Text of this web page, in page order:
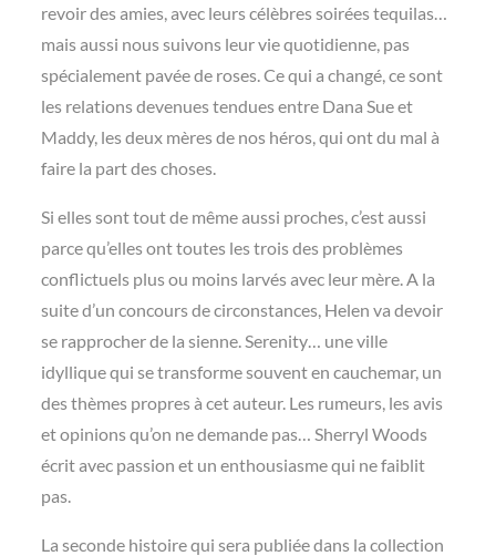
revoir des amies, avec leurs célèbres soirées tequilas…
mais aussi nous suivons leur vie quotidienne, pas
spécialement pavée de roses. Ce qui a changé, ce sont
les relations devenues tendues entre Dana Sue et
Maddy, les deux mères de nos héros, qui ont du mal à
faire la part des choses.
Si elles sont tout de même aussi proches, c’est aussi
parce qu’elles ont toutes les trois des problèmes
conflictuels plus ou moins larvés avec leur mère. A la
suite d’un concours de circonstances, Helen va devoir
se rapprocher de la sienne. Serenity… une ville
idyllique qui se transforme souvent en cauchemar, un
des thèmes propres à cet auteur. Les rumeurs, les avis
et opinions qu’on ne demande pas… Sherryl Woods
écrit avec passion et un enthousiasme qui ne faiblit
pas.
La seconde histoire qui sera publiée dans la collection